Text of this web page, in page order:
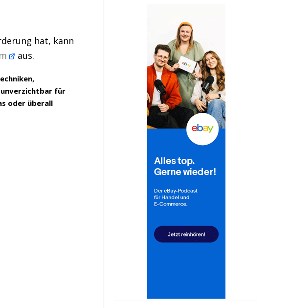
hat, kann
aus.
für
oder überall